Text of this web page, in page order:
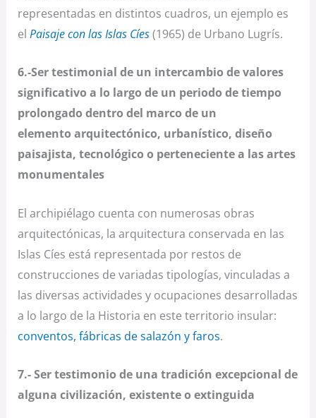
representadas en distintos cuadros, un ejemplo es
el Paisaje con las Islas Cíes(1965) de Urbano Lugrís.
6.-Ser testimonial de un intercambio de valores
significativo a lo largo de un periodo de tiempo
prolongado dentro del marco de un
elemento arquitectónico, urbanístico, diseño
paisajista, tecnológico o perteneciente a las artes
monumentales
El archipiélago cuenta con numerosas obras
arquitectónicas, la arquitectura conservada en las
Islas Cíes está representada por restos de
construcciones de variadas tipologías, vinculadas a
las diversas actividades y ocupaciones desarrolladas
a lo largo de la Historia en este territorio insular:
conventos, fábricas de salazón y faros.
7.- Ser testimonio de una tradición excepcional de
alguna civilización, existente o extinguida